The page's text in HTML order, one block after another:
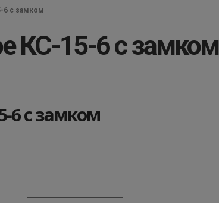
6 с замком
КС-15-6 с замком
6 с замком